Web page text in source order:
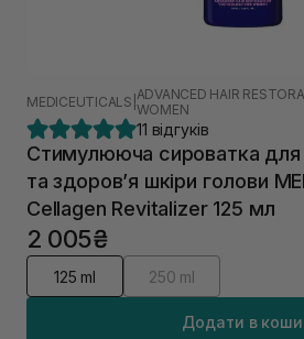
MEDICEUTICALS ADVANCED HAIR
WOMEN
11 відгуків
Стимулююча сироватка для
та здоров’я шкіри голови
Cellagen Revitalizer 125 мл
2 005₴
125 ml 250 ml
Додати в